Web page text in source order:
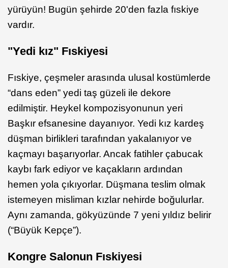
yürüyün! Bugün şehirde 20'den fazla fıskiye
vardır.
"Yedi kız" Fıskiyesi
Fıskiye, çeşmeler arasında ulusal kostümlerde
“dans eden” yedi taş güzeli ile dekore
edilmiştir. Heykel kompozisyonunun yeri
Başkır efsanesine dayanıyor. Yedi kız kardeş
düşman birlikleri tarafından yakalanıyor ve
kaçmayı başarıyorlar. Ancak fatihler çabucak
kaybı fark ediyor ve kaçakların ardından
hemen yola çıkıyorlar. Düşmana teslim olmak
istemeyen misliman kızlar nehirde boğulurlar.
Aynı zamanda, gökyüzünde 7 yeni yıldız belirir
(“Büyük Kepçe”).
Kongre Salonun Fıskiyesi